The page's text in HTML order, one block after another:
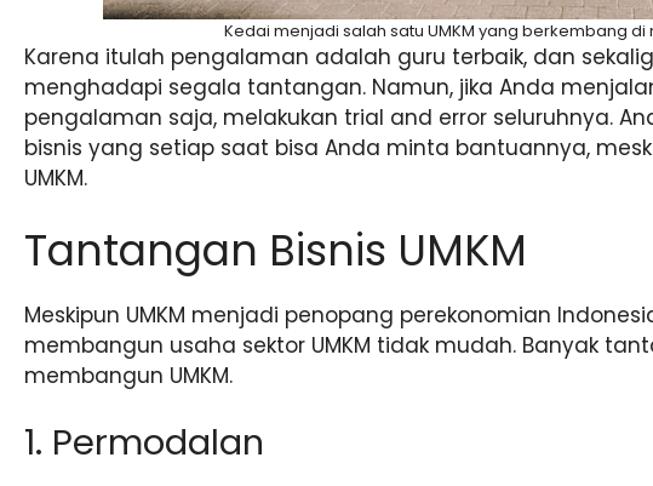
Kedai menjadi salah satu UMKM yang berkembang
Karena itulah pengalaman adalah guru terbaik, dan
menghadapi segala tantangan. Namun, jika Anda
pengalaman saja, melakukan trial and error seluruhnya.
bisnis yang setiap saat bisa Anda minta bantuannya,
UMKM.
Tantangan Bisnis UMKM
Meskipun UMKM menjadi penopang perekonomian
membangun usaha sektor UMKM tidak mudah. Banyak
membangun UMKM.
1. Permodalan